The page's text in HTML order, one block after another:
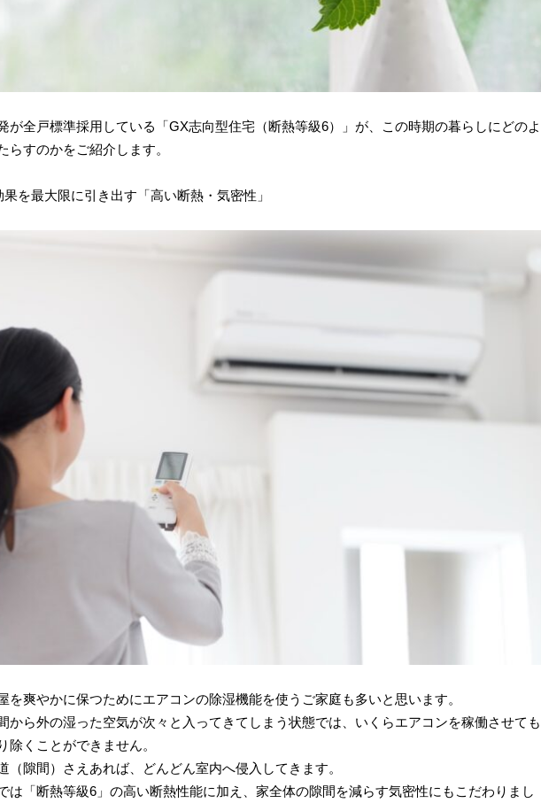
が全戸標準採用している「GX志向型住宅（断熱等級6）」が、この時期の暮らしにどのよ
らすのかをご紹介します。
を最大限に引き出す「高い断熱・気密性」
を爽やかに保つためにエアコンの除湿機能を使うご家庭も多いと思います。
から外の湿った空気が次々と入ってきてしまう状態では、いくらエアコンを稼働させても
除くことができません。
（隙間）さえあれば、どんどん室内へ侵入してきます。
は「断熱等級6」の高い断熱性能に加え、家全体の隙間を減らす気密性にもこだわりまし